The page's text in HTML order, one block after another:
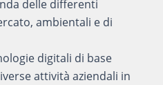
delle differenti
ambientali e di
digitali di base
attività aziendali in